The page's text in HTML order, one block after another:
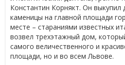
Константин Корнякт. Он
каменицы на главной площади
месте – стараниями известных
возвел трехэтажный дом,
самого величественного и
площади, но и во всем Львове.